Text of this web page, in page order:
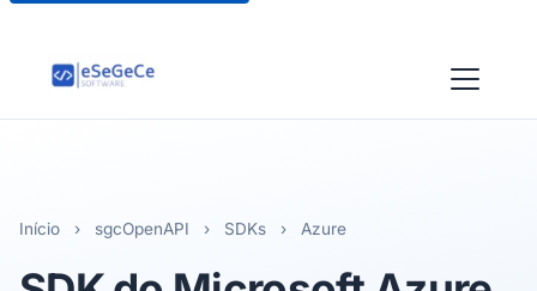
Início › sgcOpenAPI › SDKs › Azure